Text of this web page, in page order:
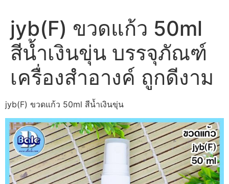
jyb(F) ขวดแก้ว 50ml
สีน้ำเงินขุ่น บรรจุภัณฑ์
เครื่องสำอางค์ ถูกดีงาม
jyb(F) ขวดแก้ว 50ml สีน้ำเงินขุ่น